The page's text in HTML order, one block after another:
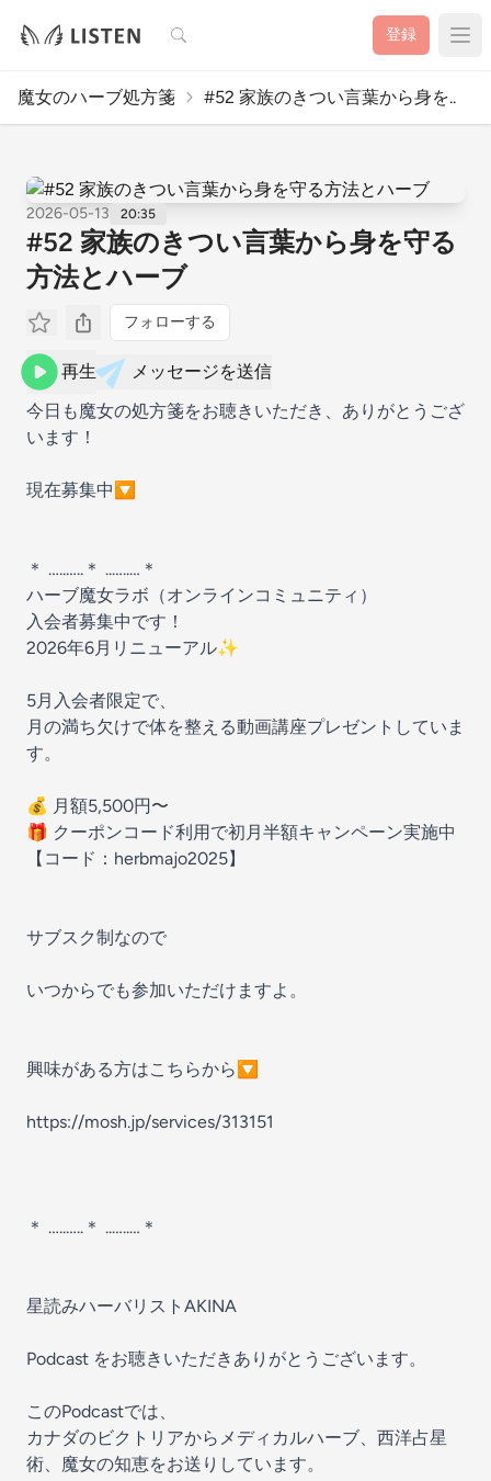
検索 登録
魔女のハーブ処方箋 #52 家族のきつい言葉から身を..
2026-05-13 20:35
#52 家族のきつい言葉から身を守る
方法とハーブ
フォローする
再生
メッセージを送信
今日も魔女の処方箋をお聴きいただき、ありがとうござ
います！
現在募集中🔽
＊ …..…..＊ ..…..…＊
ハーブ魔女ラボ（オンラインコミュニティ）
入会者募集中です！
2026年6月リニューアル✨
5月入会者限定で、
月の満ち欠けで体を整える動画講座プレゼントしていま
す。
💰 月額5,500円〜
🎁 クーポンコード利用で初月半額キャンペーン実施中
【コード：herbmajo2025】
サブスク制なので
いつからでも参加いただけますよ。
興味がある方はこちらから🔽
https://mosh.jp/services/313151
＊ …..…..＊ ..…..…＊
星読みハーバリストAKINA
Podcast をお聴きいただきありがとうございます。
このPodcastでは、
カナダのビクトリアからメディカルハーブ、西洋占星
術、魔女の知恵をお送りしています。